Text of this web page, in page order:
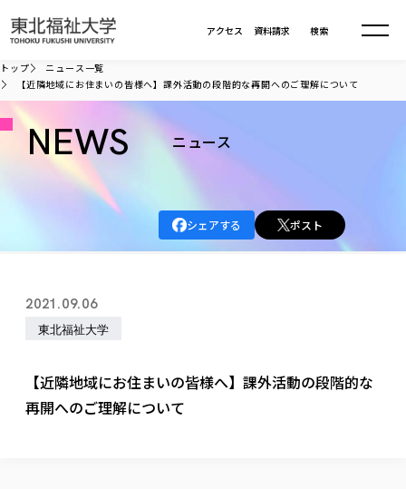
資料請求
アクセス 検索
大学について
建学の精神・教育の理念
学長室の窓
各種方針
大学の歩み
学則
校歌の歴史
大学の取り組み
大学の取り組み
社会連携・研究
カリキュラム編成ガイドライン
情報公開
寄附行為
学部・大学院
学部・大学院TOP
総合福祉学部
社会福祉学科
福祉行政学科
共生まちづくり学部
共生まちづくり学科
教育学部
健康科学部
入学試験
デジタルパンフ
就職状況
課外活動
課外活動 TOP
国際交流
トップ
ニュース一覧
【近隣地域にお住まいの皆様へ】課外活動の段階的な再開へのご理解について
NEWS ニュース
シェアする ポスト
2021.09.06
東北福祉大学
【近隣地域にお住まいの皆様へ】課外活動の段階的な
再開へのご理解について